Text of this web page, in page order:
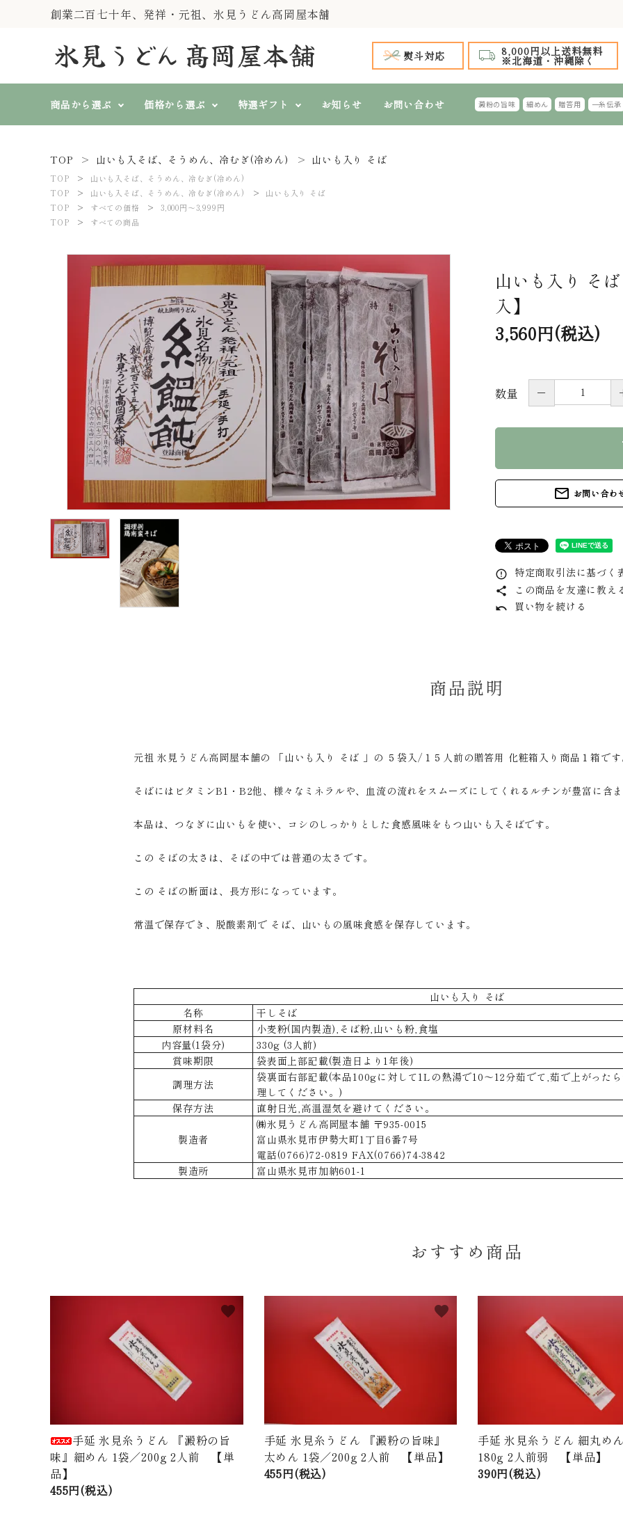
創業二百七十年、発祥・元祖、氷見うどん高岡屋本舗
熨斗対応 8,000円以上送料無料
※北海道・沖縄除く
商品から選ぶ
純手製 氷見糸うどん
『一糸伝承』
手延 氷見うどん 細めん
山いも入そば、そうめん、
冷むぎ(冷めん)
氷見うどん等 単品商品
価格から選ぶ
すべての価格 ～999円
3,000円～3,999円
特選ギフト
特選ギフト 全商品
4,000円台 特選ギフト
お知らせ お問い合わせ 澱粉の旨味 細めん 贈答用 一糸伝承
search
ACCOUNT MENU
ようこそ ゲスト 様
person 新規会員登録
プライバシーポリシー
お問い合わせ
ページ一覧
TOP 山いも入そば、そうめん、冷むぎ(冷めん) 山いも入り そば
TOP
山いも入そば、そうめん、冷むぎ(冷めん)
TOP
山いも入そば、そうめん、冷むぎ(冷めん)
山いも入り そば
TOP
すべての価格
3,000円～3,999円
TOP
すべての商品
山いも入り そ
入】
3,560円(税込)
数量 －
mail_outline お問い合わ
error_outline 特定商取引法に基づく
share この商品を友達に教え
undo 買い物を続ける
商品説明
元祖 氷見うどん高岡屋本舗の 「山いも入り そば 」の ５袋入/１５人前の贈答用 化粧箱入り商品１箱です
そばにはビタミンB1・B2他、様々なミネラルや、血流の流れをスムーズにしてくれるルチンが豊富に含ま
本品は、つなぎに山いもを使い、コシのしっかりとした食感風味をもつ山いも入そばです。
この そばの太さは、そばの中では普通の太さです。
この そばの断面は、長方形になっています。
常温で保存でき、脱酸素剤で そば、山いもの風味食感を保存しています。
山いも入り そば
名称
干しそば
原材料名
小麦粉(国内製造),そば粉,山いも粉,食塩
内容量(1袋分)
330g (3人前)
賞味期限
袋表面上部記載(製造日より1年後)
調理方法
袋裏面右部記載(本品100gに対して1Lの熱湯で10～12分茹でて,茹で上がった
理してください。)
保存方法
直射日光,高温湿気を避けてください。
製造者
㈱氷見うどん高岡屋本舗 〒935-0015
富山県氷見市伊勢大町1丁目6番7号
電話(0766)72-0819 FAX(0766)74-3842
製造所
富山県氷見市加納601-1
おすすめ商品
手延 氷見糸うどん 『澱粉の旨
味』細めん 1袋／200g 2人前 【単
品】
455円(税込)
favorite
手延 氷見糸うどん 『澱粉の旨味』
太めん 1袋／200g 2人前 【単品】
455円(税込)
favorite
手延 氷見糸うどん 細丸め
180g 2人前弱 【単品】
390円(税込)